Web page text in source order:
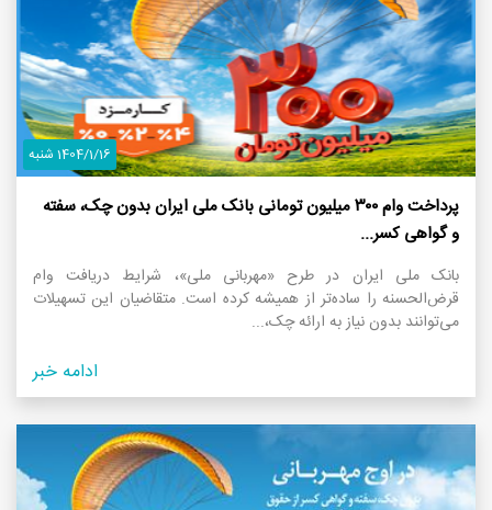
1404/1/16 شنبه
پرداخت وام ۳۰۰ میلیون تومانی بانک ملی ایران بدون چک، سفته
و گواهی کسر...
بانک ملی ایران در طرح «مهربانی ملی»، شرایط دریافت وام
قرض‌الحسنه را ساده‌تر از همیشه کرده است. متقاضیان این تسهیلات
می‌توانند بدون نیاز به ارائه چک،...
ادامه خبر